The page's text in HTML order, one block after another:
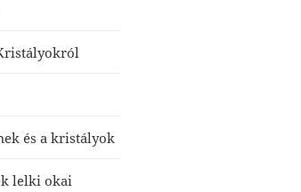
és a kristályok
lelki okai